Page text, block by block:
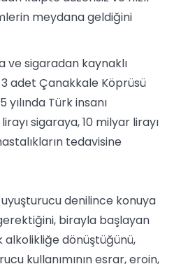
meydana geldiğini
ve sigaradan kaynaklı
adet Çanakkale Köprüsü
yılında Türk insanı
sigaraya, 10 milyar lirayı
tedavisine
denilince konuya
birayla başlayan
alkolikliğe dönüştüğünü,
kullanımının esrar, eroin,